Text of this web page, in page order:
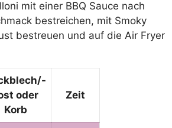
mit einer BBQ Sauce nach
bestreichen, mit Smoky
bestreuen und auf die Air Fryer
oder
Korb
Zeit